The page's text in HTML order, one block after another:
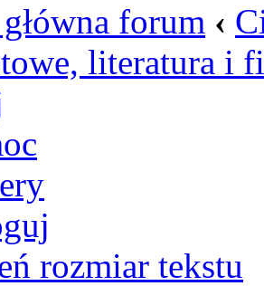
forum ‹
literatura i
rozmiar tekstu